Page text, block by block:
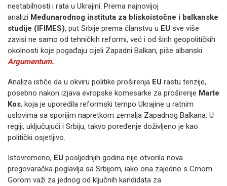
nestabilnosti i rata u Ukrajini. Prema najnovijoj
analizi Međunarodnog instituta za bliskoistočne i balkanske
studije (IFIMES), put Srbije prema članstvu u EU sve više
zavisi ne samo od tehničkih reformi, već i od širih geopolitičkih
okolnosti koje pogađaju cijeli Zapadni Balkan, piše albanski
Argumentum.
Analiza ističe da u okviru politike proširenja EU rastu tenzije,
posebno nakon izjava evropske komesarke za proširenje Marte
Kos, koja je uporedila reformski tempo Ukrajine u ratnim
uslovima sa sporijim napretkom zemalja Zapadnog Balkana. U
regiji, uključujući i Srbiju, takvo poređenje doživljeno je kao
politički osjetljivo.
Istovremeno, EU posljednjih godina nije otvorila nova
pregovaračka poglavlja sa Srbijom, iako ona zajedno s Crnom
Gorom važi za jednog od ključnih kandidata za